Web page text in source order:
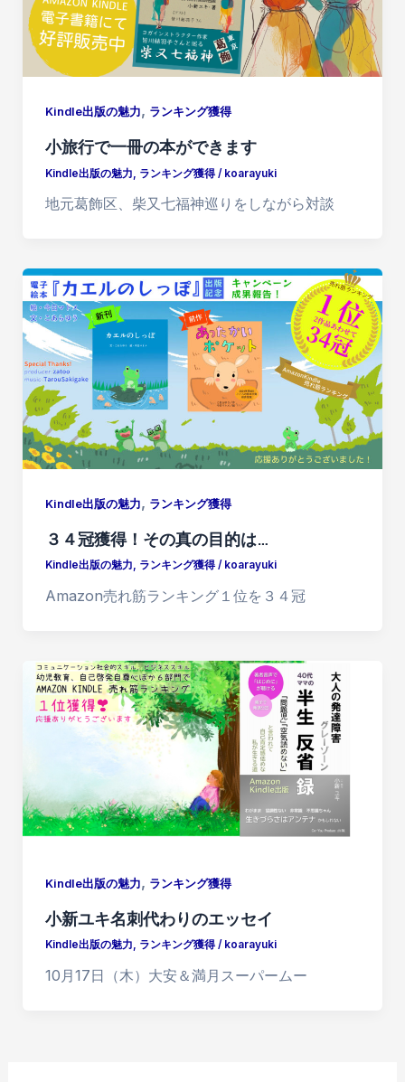
Kindle出版の魅力, ランキング獲得
小旅行で一冊の本ができます
Kindle出版の魅力 ランキング獲得/ koarayuki
地元葛飾区、柴又七福神巡りをしながら対談
Kindle出版の魅力, ランキング獲得
３４冠獲得！その真の目的は…
Kindle出版の魅力, ランキング獲得/ koarayuki
Amazon売れ筋ランキング１位を３４冠
Kindle出版の魅力, ランキング獲得
小新ユキ名刺代わりのエッセイ
Kindle出版の魅力, ランキング獲得/ koarayuki
10月17日（木）大安＆満月スーパームー